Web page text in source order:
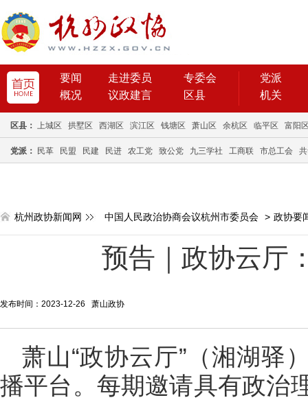
要闻 走进委员
专委会
概况
议政建言 区县
党派
机关
区县： 上城区 拱墅区 西湖区 滨江区 钱塘区 萧山区 余杭区 临平区 富阳
党派： 民革 民盟 民建 民进 农工党 致公党 九三学社 工商联 市总工会
杭州政协新闻网 中国人民政治协商会议杭州市委员会 > 政协要
预告｜政协云厅
发布时间：2023-12-26 萧山政协
萧山“政协云厅”（湘湖驿
播平台。每期邀请具有政治